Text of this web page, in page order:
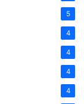
5
4
4
4
4